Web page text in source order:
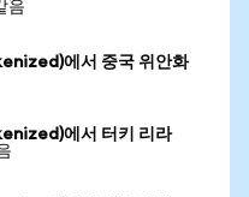
음
에서 중국 위안화
에서 터키 리라